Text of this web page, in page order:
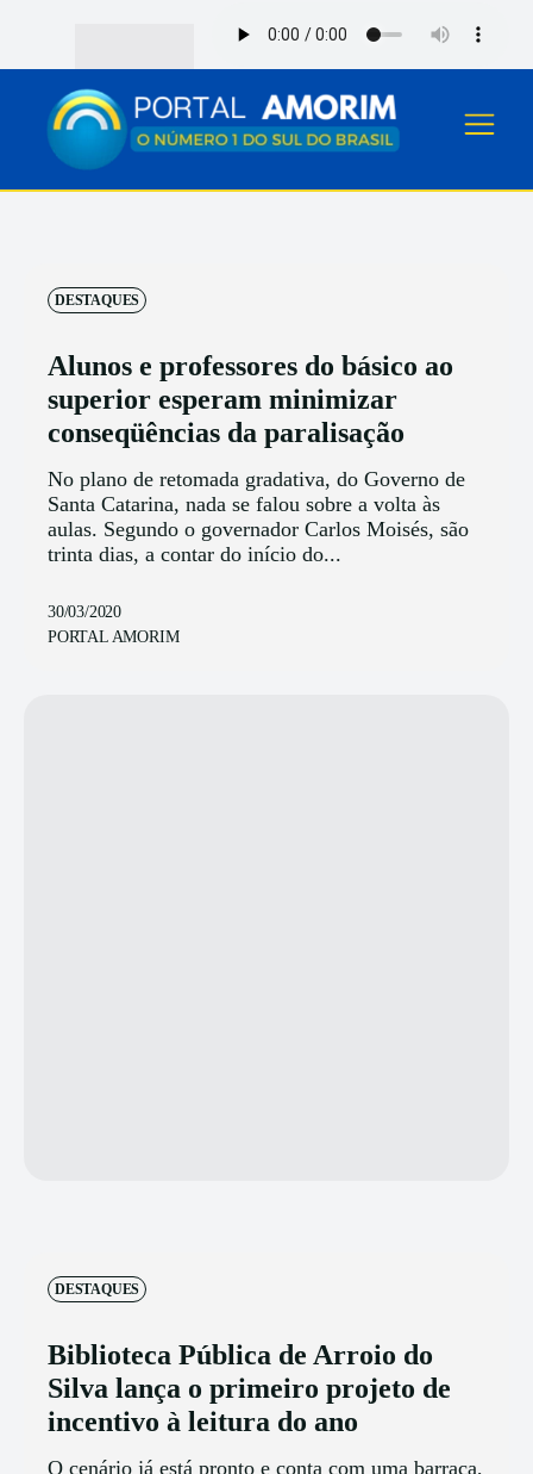
DESTAQUES
Alunos e professores do básico ao
superior esperam minimizar
conseqüências da paralisação
No plano de retomada gradativa, do Governo de
Santa Catarina, nada se falou sobre a volta às
aulas. Segundo o governador Carlos Moisés, são
trinta dias, a contar do início do...
30/03/2020
PORTAL AMORIM
DESTAQUES
Biblioteca Pública de Arroio do
Silva lança o primeiro projeto de
incentivo à leitura do ano
O cenário já está pronto e conta com uma barraca,